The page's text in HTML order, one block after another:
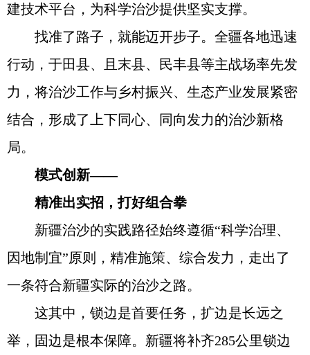
建技术平台，为科学治沙提供坚实支撑。
找准了路子，就能迈开步子。全疆各地迅速
行动，于田县、且末县、民丰县等主战场率先发
力，将治沙工作与乡村振兴、生态产业发展紧密
结合，形成了上下同心、同向发力的治沙新格
局。
模式创新——
精准出实招，打好组合拳
新疆治沙的实践路径始终遵循“科学治理、
因地制宜”原则，精准施策、综合发力，走出了
一条符合新疆实际的治沙之路。
这其中，锁边是首要任务，扩边是长远之
举，固边是根本保障。新疆将补齐285公里锁边